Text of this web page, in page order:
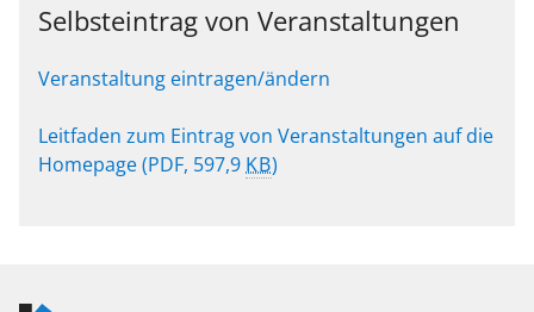
Selbsteintrag von Veranstaltungen
Veranstaltung eintragen/ändern
Leitfaden zum Eintrag von Veranstaltungen auf die
Homepage(PDF, 597,9 KB)